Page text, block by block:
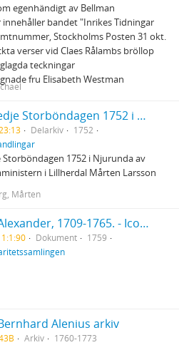
egenhändigt av Bellman
bandet "Inrikes Tidningar
Stockholms Posten 31 okt.
verser vid Claes Rålambs bröllop
teckningar
fru Elisabeth Westman
Predikan Tredje Storböndagen 1752 i Njurunda
Delarkiv
1752
Storböndagen 1752 i Njurunda av
i Lillherdal Mårten Larsson
Mårten
Clerck, Carl Alexander, 1709-1765. - Icones insectorum rariorum. (Pl.titelbl.) Stockholm. 1-2. 1759-65. [Del 1], Caroli Clerck reg: soc: scient: Upsal: membr: Icones insectorum rariorum cum nominibus eorum trivialibus, locisqve e C: Linnæi ... Syst: nat: allegatis Holmiæ 1759.. - 1759
1:1:90 Dokument
1759
Alenius arkiv
Arkiv 1760-1773